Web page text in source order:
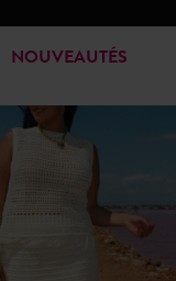
NOUVEAUTÉS